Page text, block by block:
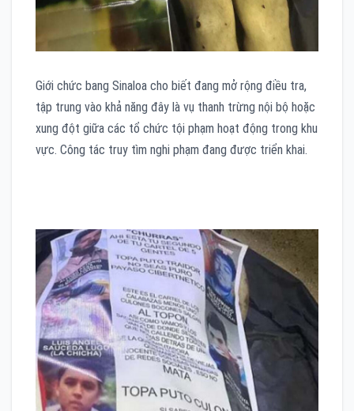
Giới chức bang Sinaloa cho biết đang mở rộng điều tra,
tập trung vào khả năng đây là vụ thanh trừng nội bộ hoặc
xung đột giữa các tổ chức tội phạm hoạt động trong khu
vực. Công tác truy tìm nghi phạm đang được triển khai.